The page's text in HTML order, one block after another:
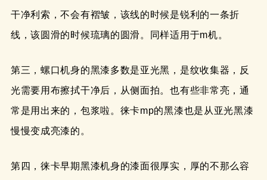
干净利索，不会有褶皱，该线的时候是锐利的一条折
线，该圆滑的时候琉璃的圆滑。同样适用于m机。
第三，螺口机身的黑漆多数是亚光黑，是纹收集器，反
光需要用布擦拭干净后，从侧面拍。也有些非常亮，通
常是用出来的，包浆啦。徕卡mp的黑漆也是从亚光黑漆
慢慢变成亮漆的。
第四，徕卡早期黑漆机身的漆面很厚实，厚的不那么容